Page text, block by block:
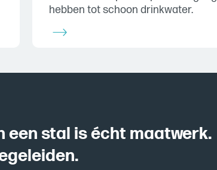
hebben tot schoon drinkwater.
een stal is écht maatwerk.